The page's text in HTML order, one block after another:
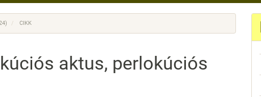
CIKK
aktus, perlokúciós